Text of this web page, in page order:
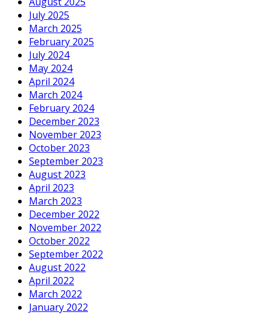
July 2025
March 2025
February 2025
July 2024
May 2024
April 2024
March 2024
February 2024
December 2023
November 2023
October 2023
September 2023
August 2023
April 2023
March 2023
December 2022
November 2022
October 2022
September 2022
August 2022
April 2022
March 2022
January 2022